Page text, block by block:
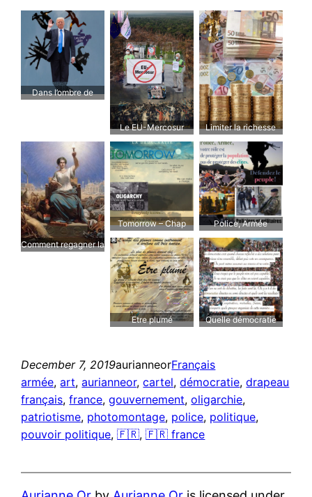
Dans l’ombre de
Le EU-Mercosur
Limiter la richesse
individuelle
Comment regagner la
Tomorrow – Chap
4: La démocratie
Police, Armée
Etre plumé
Quelle démocratie
December 7, 2019aurianneorFrançais
armée, art, aurianneor, cartel, démocratie, drapeau
français, france, gouvernement, oligarchie
patriotisme, photomontage, police, politique
pouvoir politique, 🇫🇷, 🇫🇷 france